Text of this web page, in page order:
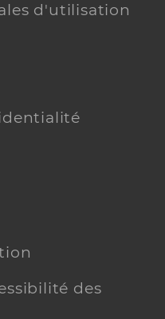
d'utilisation
des